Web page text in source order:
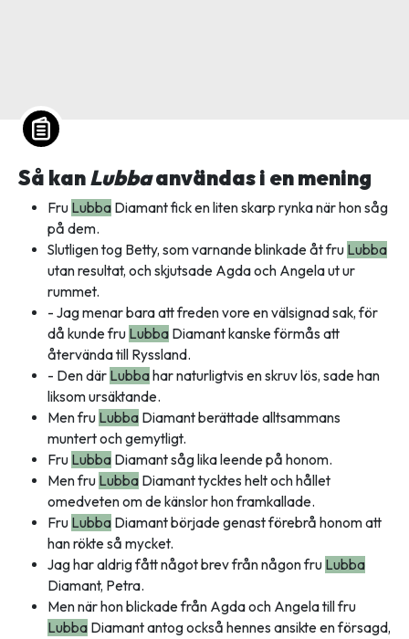
Så kanLubbaanvändas i en mening
Fru Lubba Diamant fick en liten skarp rynka när hon såg
på dem.
Slutligen tog Betty, som varnande blinkade åt fru Lubba
utan resultat, och skjutsade Agda och Angela ut ur
rummet.
- Jag menar bara att freden vore en välsignad sak, för
då kunde fru Lubba Diamant kanske förmås att
återvända till Ryssland.
- Den där Lubbahar naturligtvis en skruv lös, sade han
liksom ursäktande.
Men fru Lubba Diamant berättade alltsammans
muntert och gemytligt.
Fru Lubba Diamant såg lika leende på honom.
Men fru Lubba Diamant tycktes helt och hållet
omedveten om de känslor hon framkallade.
Fru Lubba Diamant började genast förebrå honom att
han rökte så mycket.
Jag har aldrig fått något brev från någon fru Lubba
Diamant, Petra.
Men när hon blickade från Agda och Angela till fru
Lubba Diamant antog också hennes ansikte en försagd,